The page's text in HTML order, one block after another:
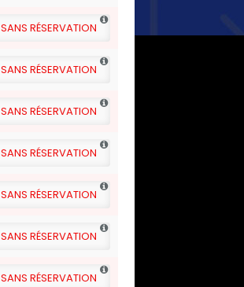
SANS RÉSERVATION
SANS RÉSERVATION
SANS RÉSERVATION
SANS RÉSERVATION
SANS RÉSERVATION
SANS RÉSERVATION
SANS RÉSERVATION